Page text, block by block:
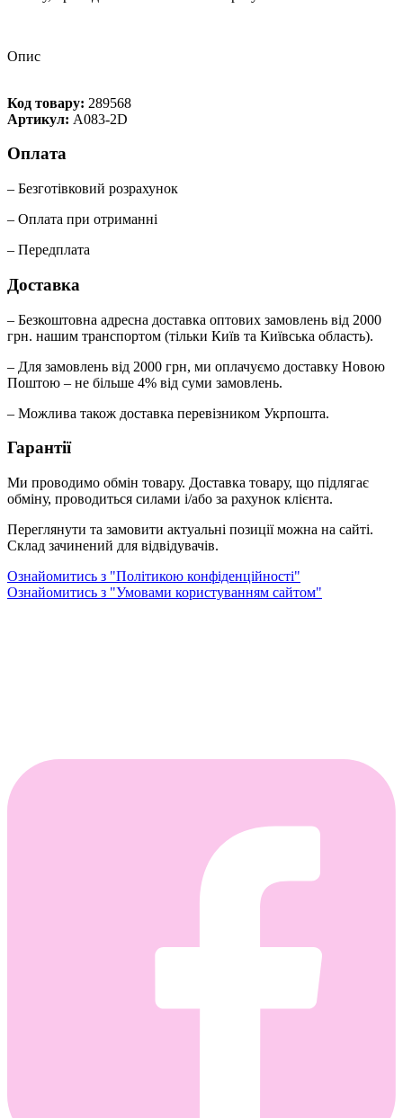
Опис
Код товару: 289568
Артикул: A083-2D
Оплата
– Безготівковий розрахунок
– Оплата при отриманні
– Передплата
Доставка
– Безкоштовна адресна доставка оптових замовлень від 2000
грн. нашим транспортом (тільки Київ та Київська область).
– Для замовлень від 2000 грн, ми оплачуємо доставку Новою
Поштою – не більше 4% від суми замовлень.
– Можлива також доставка перевізником Укрпошта.
Гарантії
Ми проводимо обмін товару. Доставка товару, що підлягає
обміну, проводиться силами і/або за рахунок клієнта.
Переглянути та замовити актуальні позиції можна на сайті.
Склад зачинений для відвідувачів.
Ознайомитись з "Політикою конфіденційності"
Ознайомитись з "Умовами користуванням сайтом"